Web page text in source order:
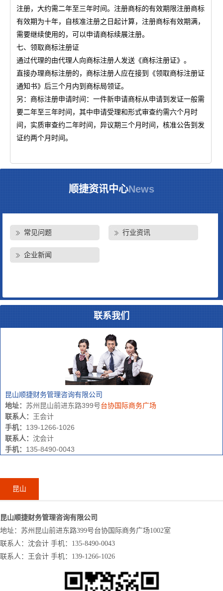
注册，大约需二年至三年时间。注册商标的有效期限注册商标
有效期为十年，自核准注册之日起计算，注册商标有效期满，
需要继续使用的，可以申请商标续展注册。
七、领取商标注册证
通过代理的由代理人向商标注册人发送《商标注册证》。
直接办理商标注册的，商标注册人应在接到《领取商标注册证
通知书》后三个月内到商标局领证。
另：商标注册申请时间：一件新申请商标从申请到发证一般需
要二年至三年时间，其中申请受理和形式审查约需六个月时
间，实质审查约二年时间，异议期三个月时间，核准公告到发
证约两个月时间。
顺捷资讯中心News
常见问题 行业资讯
企业新闻
联系我们
昆山顺捷财务管理咨询有限公司
地址： 苏州昆山前进东路399号台协国际商务广场
联系人： 王会计
手机： 139-1266-1026
联系人： 沈会计
手机： 135-8490-0043
昆山
昆山顺捷财务管理咨询有限公司
地址：苏州昆山前进东路399号台协国际商务广场1002室
联系人：沈会计 手机：135-8490-0043
联系人：王会计 手机：139-1266-1026